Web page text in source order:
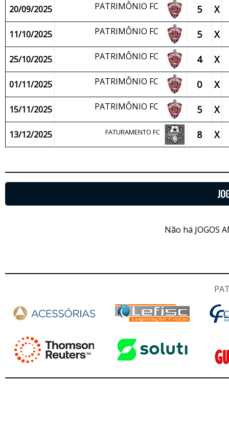
20/09/2025
PATRIMÔNIO FC 5 X
11/10/2025 PATRIMÔNIO FC 5 X
25/10/2025 PATRIMÔNIO FC 4 X
01/11/2025 PATRIMÔNIO FC 0 X
15/11/2025 PATRIMÔNIO FC 5 X
13/12/2025 FATURAMENTO FC 8 X
Não há JOGOS